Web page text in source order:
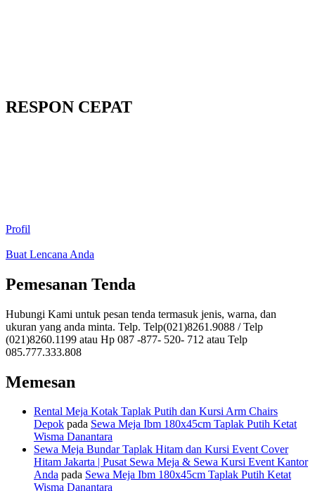
RESPON CEPAT
Profil
Buat Lencana Anda
Pemesanan Tenda
Hubungi Kami untuk pesan tenda termasuk jenis, warna, dan
ukuran yang anda minta. Telp. Telp(021)8261.9088 / Telp
(021)8260.1199 atau Hp 087 -877- 520- 712 atau Telp
085.777.333.808
Memesan
Rental Meja Kotak Taplak Putih dan Kursi Arm Chairs
Depok pada Sewa Meja Ibm 180x45cm Taplak Putih Ketat
Wisma Danantara
Sewa Meja Bundar Taplak Hitam dan Kursi Event Cover
Hitam Jakarta | Pusat Sewa Meja & Sewa Kursi Event Kantor
Anda pada Sewa Meja Ibm 180x45cm Taplak Putih Ketat
Wisma Danantara